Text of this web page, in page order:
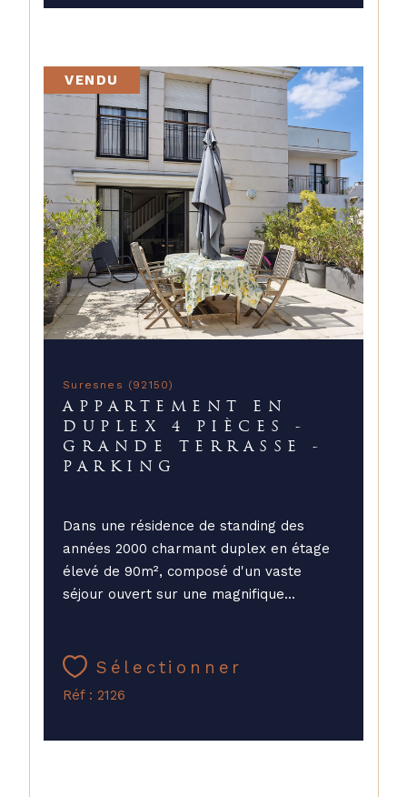
Suresnes (92150)
APPARTEMENT EN
DUPLEX 4 PIÈCES -
GRANDE TERRASSE -
PARKING
Dans une résidence de standing des
années 2000 charmant duplex en étage
élevé de 90m², composé d'un vaste
séjour ouvert sur une magnifique...
Sélectionner
Réf : 2126
VENDU